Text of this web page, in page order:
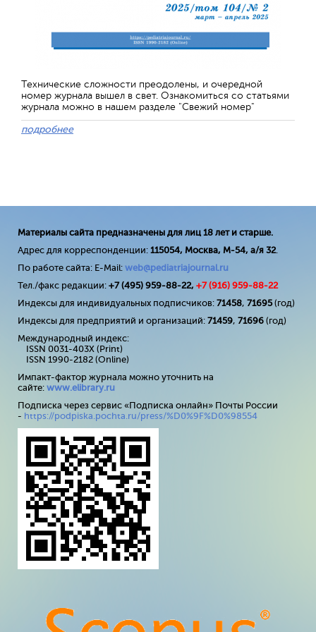
Технические сложности преодолены, и очередной
номер журнала вышел в свет. Ознакомиться со статьями
журнала можно в нашем разделе "Свежий номер"
подробнее
Материалы сайта предназначены для лиц 18 лет и старше.
Адрес для корреспонденции: 115054, Москва, М-54, а/я 32.
По работе сайта: E-Mail: web@pediatriajournal.ru
Тел./факс редакции: +7 (495) 959-88-22, +7 (916) 959-88-22
Индексы для индивидуальных подписчиков: 71458, 71695(год)
Индексы для предприятий и организаций: 71459, 71696 (год)
Международный индекс:
ISSN 0031-403X (Print)
ISSN 1990-2182 (Online)
Импакт-фактор журнала можно уточнить на
сайте: www.elibrary.ru
Подписка через сервис «Подписка онлайн» Почты России
- https://podpiska.pochta.ru/press/%D0%9F%D0%98554